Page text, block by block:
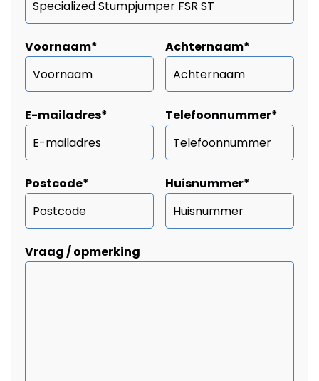
Voornaam* Achternaam*
E-mailadres* Telefoonnummer*
Postcode* Huisnummer*
Vraag / opmerking